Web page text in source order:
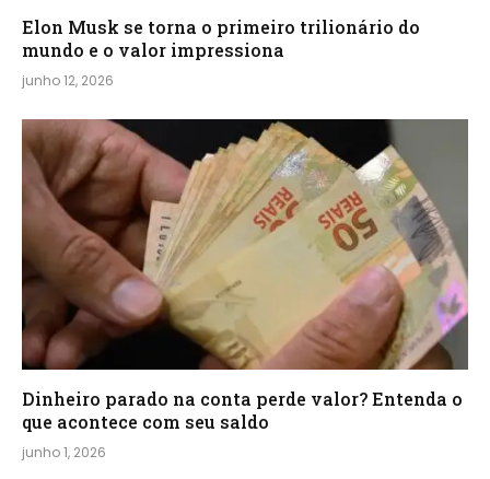
Elon Musk se torna o primeiro trilionário do
mundo e o valor impressiona
junho 12, 2026
Dinheiro parado na conta perde valor? Entenda o
que acontece com seu saldo
junho 1, 2026